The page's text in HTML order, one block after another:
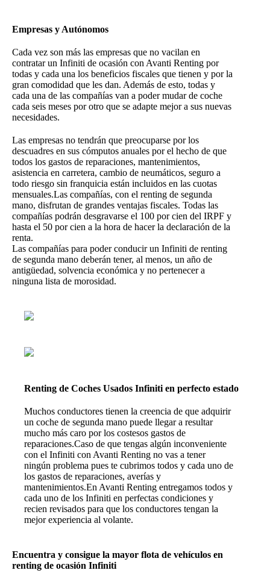
Empresas y Autónomos
Cada vez son más las empresas que no vacilan en
contratar un Infiniti de ocasión con Avanti Renting por
todas y cada una los beneficios fiscales que tienen y por la
gran comodidad que les dan. Además de esto, todas y
cada una de las compañías van a poder mudar de coche
cada seis meses por otro que se adapte mejor a sus nuevas
necesidades.
Las empresas no tendrán que preocuparse por los
descuadres en sus cómputos anuales por el hecho de que
todos los gastos de reparaciones, mantenimientos,
asistencia en carretera, cambio de neumáticos, seguro a
todo riesgo sin franquicia están incluidos en las cuotas
mensuales.Las compañías, con el renting de segunda
mano, disfrutan de grandes ventajas fiscales. Todas las
compañías podrán desgravarse el 100 por cien del IRPF y
hasta el 50 por cien a la hora de hacer la declaración de la
renta.
Las compañías para poder conducir un Infiniti de renting
de segunda mano deberán tener, al menos, un año de
antigüedad, solvencia económica y no pertenecer a
ninguna lista de morosidad.
Renting de Coches Usados Infiniti en perfecto estado
Muchos conductores tienen la creencia de que adquirir
un coche de segunda mano puede llegar a resultar
mucho más caro por los costesos gastos de
reparaciones.Caso de que tengas algún inconveniente
con el Infiniti con Avanti Renting no vas a tener
ningún problema pues te cubrimos todos y cada uno de
los gastos de reparaciones, averías y
mantenimientos.En Avanti Renting entregamos todos y
cada uno de los Infiniti en perfectas condiciones y
recien revisados para que los conductores tengan la
mejor experiencia al volante.
Encuentra y consigue la mayor flota de vehículos en
renting de ocasión Infiniti